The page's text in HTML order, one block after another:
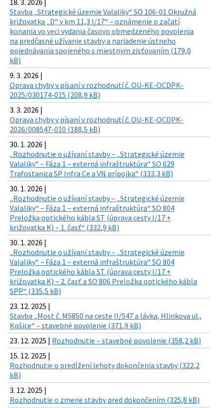
18. 3. 2026 |
Stavba „Strategické územie Valaliky“ SO 106-01 Okružná
križovatka „D“ v km 11,3 I/17“ – oznámenie o začatí
konania vo veci vydania časovo obmedzeného povolenia
na predčasné užívanie stavby a nariadenie ústneho
pojednávania spojeného s miestnym zisťovaním (179,0
kB)
9. 3. 2026 |
Oprava chyby v písaní v rozhodnutí č. OU-KE-OCDPK-
2025/030174-015 (208,9 kB)
3. 3. 2026 |
Oprava chyby v písaní v rozhodnutí č. OU-KE-OCDPK-
2026/008547-010 (188,5 kB)
30. 1. 2026 |
„Rozhodnutie o užívaní stavby – „Strategické územie
Valaliky“ – Fáza 1 – externá infraštruktúra“ SO 629
Trafostanica SP Infra Ce a VN prípojka“ (333,3 kB)
30. 1. 2026 |
„Rozhodnutie o užívaní stavby – „Strategické územie
Valaliky“ – Fáza 1 – externá infraštruktúra“ SO 804
Preložka optického kábla ST (úprava cesty I/17 +
križovatka K) – 1. časť“ (332,9 kB)
30. 1. 2026 |
„Rozhodnutie o užívaní stavby – „Strategické územie
Valaliky“ – Fáza 1 – externá infraštruktúra“ SO 804
Preložka optického kábla ST (úprava cesty I/17 +
križovatka K) – 2. časť a SO 806 Preložka optického kábla
SPP“ (335,5 kB)
23. 12. 2025 |
Stavba „Most č. M5850 na ceste II/547 a lávka, Hlinkova ul.,
Košice“ – stavebné povolenie (371,9 kB)
23. 12. 2025 | Rozhodnutie – stavebné povolenie (358,2 kB)
15. 12. 2025 |
Rozhodnutie o predĺžení lehoty dokončenia stavby (322,2
kB)
3. 12. 2025 |
Rozhodnutie o zmene stavby pred dokončením (325,8 kB)